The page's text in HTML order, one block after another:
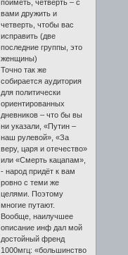
поиметь, четверть – с
вами дружить и
четверть, чтобы вас
исправить (две
последние группы, это
женщины)
Точно так же
собирается аудитория
для политически
ориентированных
дневников – что бы вы
ни указали, «Путин –
наш рулевой», «За
веру, царя и отечество»
или «Смерть кацапам»,
- народ придёт к вам
ровно с теми же
целями. Поэтому
многие путают.
Вообще, наилучшее
описание инф дал мой
достойный френд
1000мгц: «большинство